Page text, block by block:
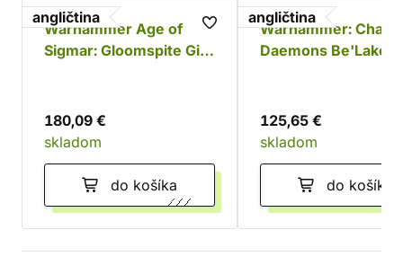
angličtina
Warhammer Age of
Sigmar: Gloomspite Gitz
180,09 €
skladom
do košíka
angličtina
Warhammer: Chaos
Daemons Be'Lakor
125,65 €
skladom
do košíka